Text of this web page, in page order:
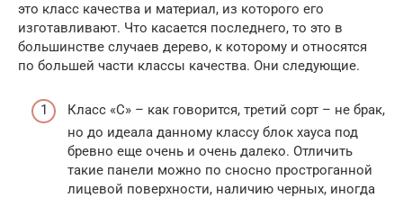
это класс качества и материал, из которого его
изготавливают. Что касается последнего, то это в
большинстве случаев дерево, к которому и относятся
по большей части классы качества. Они следующие.
Класс «С» – как говорится, третий сорт – не брак,
но до идеала данному классу блок хауса под
бревно еще очень и очень далеко. Отличить
такие панели можно по сносно простроганной
лицевой поверхности, наличию черных, иногда